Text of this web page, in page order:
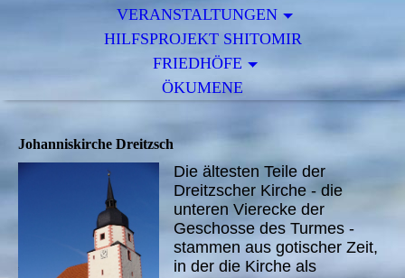
VERANSTALTUNGEN
HILFSPROJEKT SHITOMIR
FRIEDHÖFE
ÖKUMENE
Johanniskirche Dreitzsch
Die ältesten Teile der
Dreitzscher Kirche - die
unteren Vierecke der
Geschosse des Turmes -
stammen aus gotischer Zeit,
in der die Kirche als